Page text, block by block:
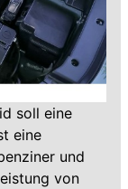
soll eine
eine
und
von